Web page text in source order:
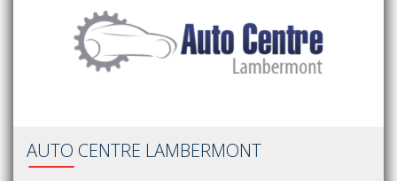
AUTO CENTRE LAMBERMONT